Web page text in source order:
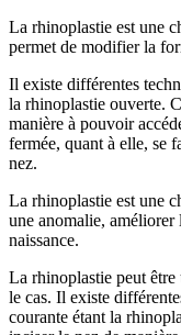
La rhinoplastie est une
permet de modifier la
Il existe différentes
la rhinoplastie ouverte.
manière à pouvoir
fermée, quant à elle, se
nez.
La rhinoplastie est une
une anomalie, améliorer
naissance.
La rhinoplastie peut
le cas. Il existe
courante étant la